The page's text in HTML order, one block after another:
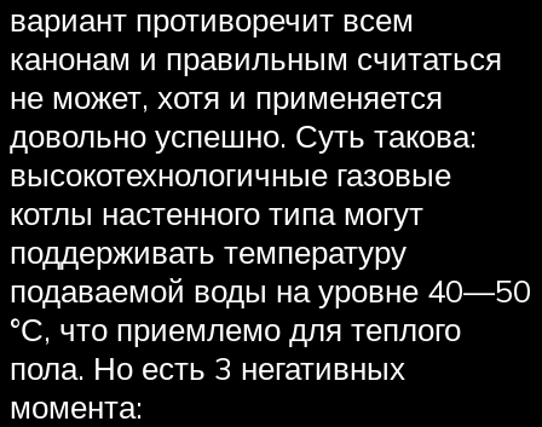
вариант противоречит всем
канонам и правильным считаться
не может, хотя и применяется
довольно успешно. Суть такова:
высокотехнологичные газовые
котлы настенного типа могут
поддерживать температуру
подаваемой воды на уровне 40—50
°С, что приемлемо для теплого
пола. Но есть 3 негативных
момента: